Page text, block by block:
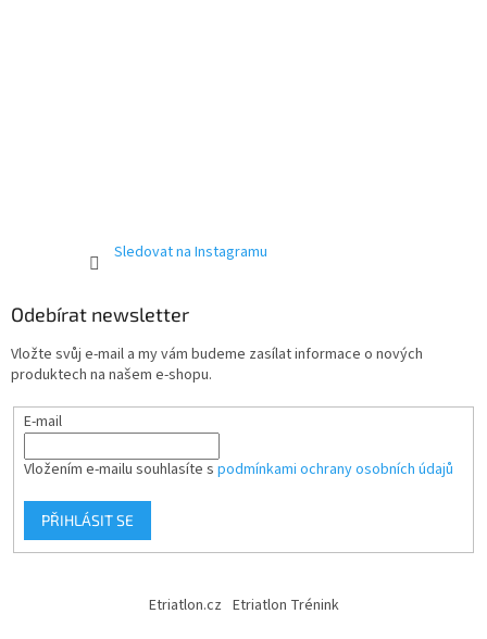
Sledovat na Instagramu
Odebírat newsletter
Vložte svůj e-mail a my vám budeme zasílat informace o nových
produktech na našem e-shopu.
E-mail
Vložením e-mailu souhlasíte s podmínkami ochrany osobních údajů
PŘIHLÁSIT SE
Etriatlon.cz Etriatlon Trénink